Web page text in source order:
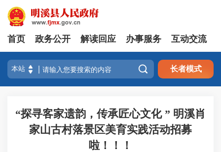
首页 政务公开 解读回应 办事服务 互动交流
 长者模式
“探寻客家遗韵，传承匠心文化 ” 明溪肖
家山古村落景区美育实践活动招募
啦！！！